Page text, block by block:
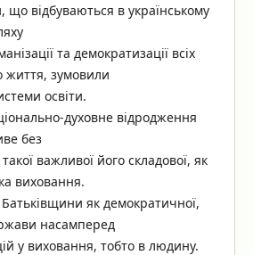
що відбуваються в українському
та демократизації всіх
життя, зумовили
освіти.
духовне відродження
без
важливої його складової, як
виховання.
як демократичної,
насамперед
у виховання, тобто в людину.